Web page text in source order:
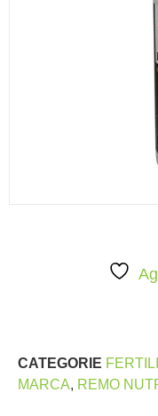
CATEGORIE
MARCA, REMO